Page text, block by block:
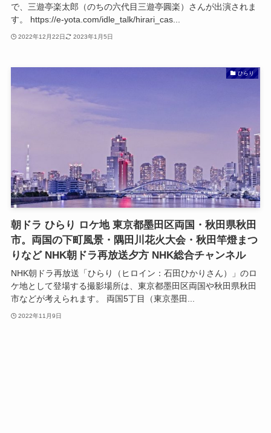
で、三遊亭楽太郎（のちの六代目三遊亭圓楽）さんが出演されま
す。 https://e-yota.com/idle_talk/hirari_cas...
2022年12月22日 2023年1月5日
ひらり
朝ドラ ひらり ロケ地 東京都墨田区両国・秋田県秋田
市。両国の下町風景・隅田川花火大会・秋田竿燈まつ
りなど NHK朝ドラ再放送夕方 NHK総合チャンネル
NHK朝ドラ再放送「ひらり（ヒロイン：石田ひかりさん）」のロ
ケ地として登場する撮影場所は、東京都墨田区両国や秋田県秋田
市などが考えられます。 両国5丁目（東京墨田...
2022年11月9日